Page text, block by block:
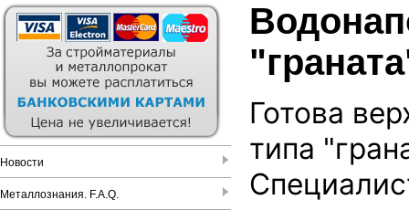
Новости
Металлознания. F.A.Q.
Готова
типа